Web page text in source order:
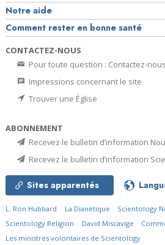
Notre aide
Comment rester en bonne santé
CONTACTEZ-NOUS
Pour toute question : Contactez-nous
Impressions concernant le site
Trouver une Église
ABONNEMENT
Recevez le bulletin d’information
Recevez le bulletin d’information
Sites apparentés
L. Ron Hubbard La Dianétique
Scientology
Scientology Religion
David Miscavige
Les ministres volontaires de Scientology